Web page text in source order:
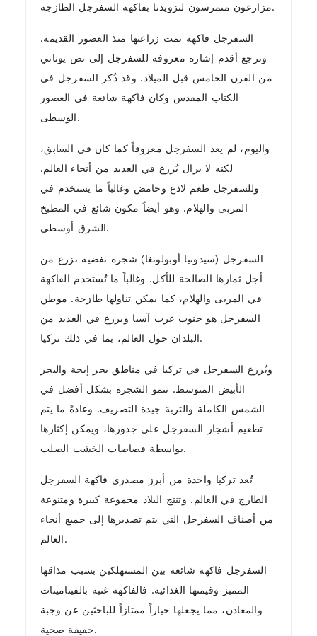
مزارعون متمرسون لتزويدنا بفاكهة السفرجل الطازجة.
السفرجل فاكهة تمت زراعتها منذ العصور القديمة.
وترجع أقدم إشارة معروفة للسفرجل إلى نص يوناني
من القرن الخامس قبل الميلاد. وقد ذُكر السفرجل في
الكتاب المقدس وكان فاكهة شائعة في العصور
الوسطى.
واليوم، لم يعد السفرجل معروفاً كما كان في السابق،
لكنه لا يزال يُزرع في العديد من أنحاء العالم.
وللسفرجل طعم لاذع وحامض وغالباً ما يستخدم في
المربى والهلام. وهو أيضاً مكون شائع في المطبخ
الشرق أوسطي.
السفرجل (سيدونيا أوبولونغا) شجرة نفضية تزرع من
أجل ثمارها الصالحة للأكل. وغالباً ما تُستخدم الفاكهة
في المربى والهلام، كما يمكن تناولها طازجة. موطن
السفرجل هو جنوب غرب آسيا ويزرع في العديد من
البلدان حول العالم، بما في ذلك تركيا.
ويُزرع السفرجل في تركيا في مناطق بحر إيجة والبحر
الأبيض المتوسط. تنمو الشجرة بشكل أفضل في
الشمس الكاملة والتربة جيدة التصريف. وعادةً ما يتم
تطعيم أشجار السفرجل على جذورها، ويمكن إكثارها
بواسطة قصاصات الخشب الصلب.
تُعد تركيا واحدة من أبرز مصدري فاكهة السفرجل
الطازج في العالم. وتنتج البلاد مجموعة كبيرة ومتنوعة
من أصناف السفرجل التي يتم تصديرها إلى جميع أنحاء
العالم.
السفرجل فاكهة شائعة بين المستهلكين بسبب مذاقها
المميز وقيمتها الغذائية. فالفاكهة غنية بالفيتامينات
والمعادن، مما يجعلها خياراً ممتازاً للباحثين عن وجبة
خفيفة صحية.